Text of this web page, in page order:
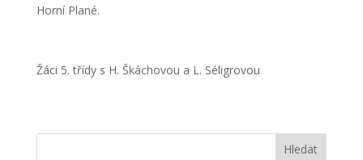
Horní Plané.
Žáci 5. třídy s H. Škáchovou a L. Séligrovou